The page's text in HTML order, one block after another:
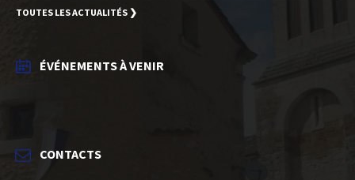
TOUTES LES ACTUALITÉS ❯
ÉVÉNEMENTS À VENIR
CONTACTS